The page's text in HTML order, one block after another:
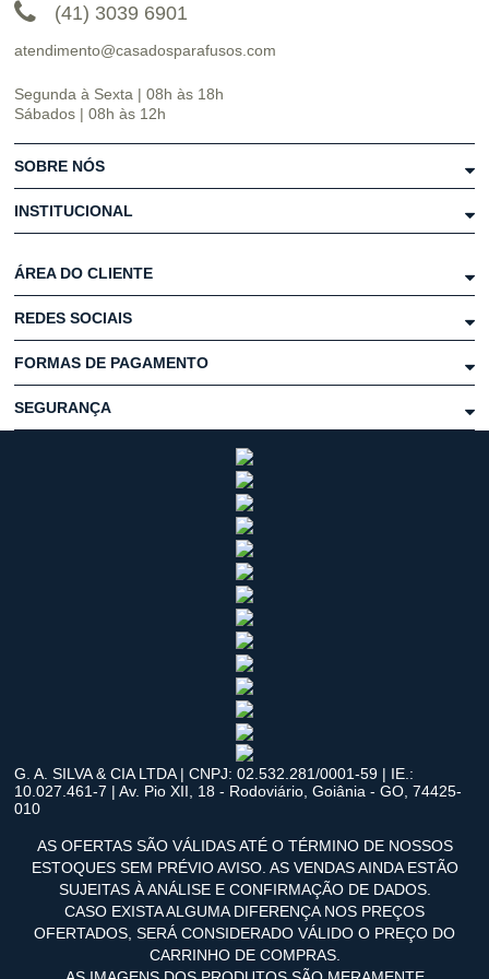
(41) 3039 6901
atendimento@casadosparafusos.com
Segunda à Sexta | 08h às 18h
Sábados | 08h às 12h
SOBRE NÓS
INSTITUCIONAL
ÁREA DO CLIENTE
REDES SOCIAIS
FORMAS DE PAGAMENTO
SEGURANÇA
G. A. SILVA & CIA LTDA | CNPJ: 02.532.281/0001-59 | IE.:
10.027.461-7 | Av. Pio XII, 18 - Rodoviário, Goiânia - GO, 74425-
010
AS OFERTAS SÃO VÁLIDAS ATÉ O TÉRMINO DE NOSSOS
ESTOQUES SEM PRÉVIO AVISO. AS VENDAS AINDA ESTÃO
SUJEITAS À ANÁLISE E CONFIRMAÇÃO DE DADOS.
CASO EXISTA ALGUMA DIFERENÇA NOS PREÇOS
OFERTADOS, SERÁ CONSIDERADO VÁLIDO O PREÇO DO
CARRINHO DE COMPRAS.